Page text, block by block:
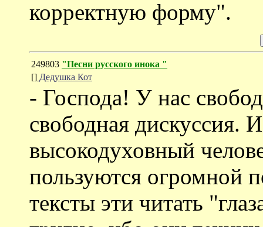
корректную форму".
249803 "Песни русского инока "
[] Дедушка Кот
- Господа! У нас
свободная дискуссия.
высокодуховный
пользуются огромной
тексты эти читать